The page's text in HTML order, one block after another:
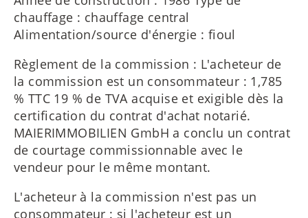
chauffage : chauffage central
Alimentation/source d'énergie : fioul
Règlement de la commission : L'acheteur de
la commission est un consommateur : 1,785
% TTC 19 % de TVA acquise et exigible dès la
certification du contrat d'achat notarié.
MAIERIMMOBILIEN GmbH a conclu un contrat
de courtage commissionnable avec le
vendeur pour le même montant.
L'acheteur à la commission n'est pas un
consommateur : si l'acheteur est un